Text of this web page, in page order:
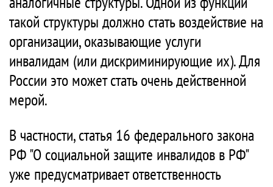
такой структуры должно стать воздействие на
организации, оказывающие услуги
инвалидам (или дискриминирующие их). Для
России это может стать очень действенной
мерой.
В частности, статья 16 федерального закона
РФ "О социальной защите инвалидов в РФ"
уже предусматривает ответственность